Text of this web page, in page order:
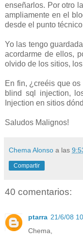
enseñarlos. Por otro
ampliamente en el
desde el punto
Yo las tengo
acordarme de ellos,
olvido de los sitios,
En fin, ¿creéis que
blind sql injection,
Injection en sitios
Saludos Malignos!
Chema Alonso a las
Compartir
40 comentarios:
ptarra 21/6/08
Chema,